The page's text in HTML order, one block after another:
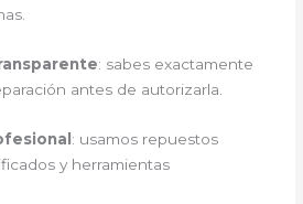
: sabes exactamente
antes de autorizarla.
: usamos repuestos
y herramientas